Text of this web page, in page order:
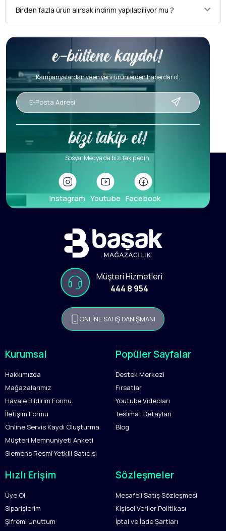
Birden fazla ürün alırsak indirim yapılabiliyor mu ?
Kampanyalardan ve en yeni ürünlerden haberdar ol.
Sosyal Medya da bizi takip edin.
Instagram Youtube Facebook
Müşteri Hizmetleri
444 8 954
ONLİNE SATIŞ DANIŞMANI
Kurumsal
Hakkımızda
Mağazalarımız
Havale Bildirim Formu
İletişim Formu
Online Servis Kaydı Oluşturma
Müşteri Memnuniyeti Anketi
Siemens Resmî Yetkili Satıcısı
Popüler Sayfalar
Destek Merkezi
Fırsatlar
Youtube Videoları
Teslimat Detayları
Blog
Hızlı Erişim
Üye Ol
Siparişlerim
Şifremi Unuttum
Sözleşmeler
Mesafeli Satış Sözleşmesi
Kişisel Veriler Politikası
İptal ve İade Şartları